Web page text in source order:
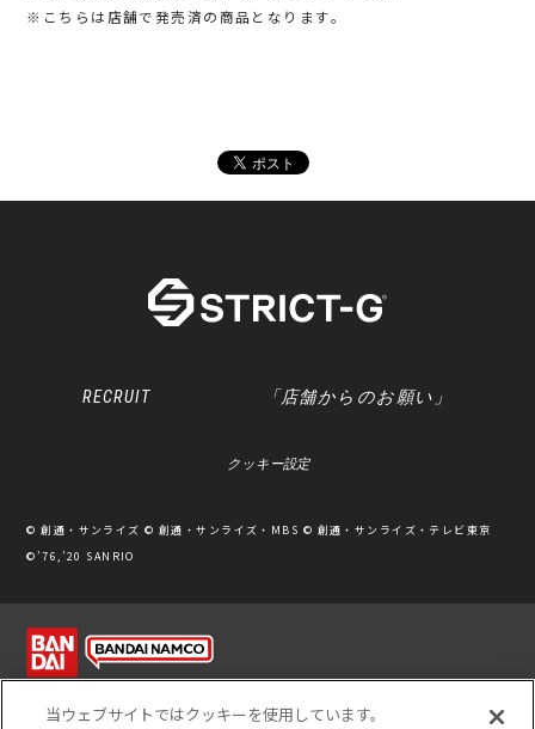
※こちらは店舗で発売済の商品となります。
RECRUIT 「店舗からのお願い」
クッキー設定
© 創通・サンライズ © 創通・サンライズ・MBS © 創通・サンライズ・テレビ東京
©’76,’20 SANRIO
当ウェブサイトではクッキーを使用しています。